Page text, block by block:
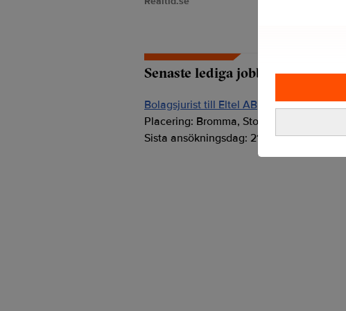
Senaste lediga jobben
Bolagsjurist till Eltel AB
Placering: Bromma, Stockholm
Sista ansökningsdag: 21/08/2026